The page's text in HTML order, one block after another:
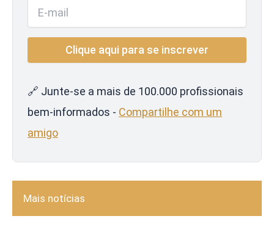
🔗 Junte-se a mais de 100.000 profissionais
bem-informados - Compartilhe com um
amigo
Mais notícias